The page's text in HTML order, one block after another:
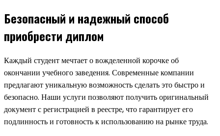
Безопасный и надежный способ
приобрести диплом
Каждый студент мечтает о вожделенной корочке об
окончании учебного заведения. Современные компании
предлагают уникальную возможность сделать это быстро и
безопасно. Наши услуги позволяют получить оригинальный
документ с регистрацией в реестре, что гарантирует его
подлинность и готовность к использованию на рынке труда.